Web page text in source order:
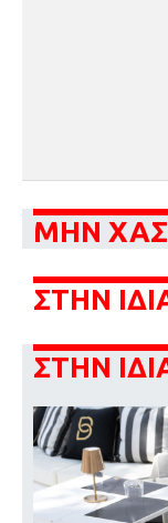
ΜΗΝ
ΣΤΗΝ
ΣΤΗΝ